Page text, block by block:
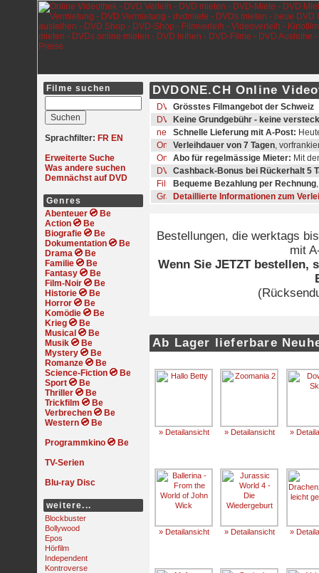
Filme suchen
Sprachfilter: FR EN
Erweiterte Suche
Was andere suchen
Demnächst auf DVD
Genres
Abenteuer
Action
Biografie
Dokumentation
Drama
Familie
Fantasy
Film-Noir
Historie
Horror
Komödie
Krieg
Musical
Musik
Mystery
Romanze
Science-Fiction
Sport
Thriller
Trickfilm
Verbrechen
Western
Programmkino
TV-Serien
Blu-ray Disc
weitere...
Blockbuster
Bollywood
Epos
Hörfilm
Independent
Kontroverse
DVDONE.CH Online
Grösstes Filmangebot der Schweiz
Keine Grundgebühr - keine
Schnelle Lieferung mit A-Post:
Verleihdauer von 7 Tagen,
Abo für regelmässige Mieter: Mit
Cashback-Bonus bei Rückerhalt 5
Bequeme Bezahlung per Rechnung
Detaillierte Informationen zum
Bestellungen, die werktags
mit
Wenn Sie JETZT bestellen,
Ab Lager lieferbare
» Detailansicht » Detailansicht »
» Detailansicht » Detailansicht »